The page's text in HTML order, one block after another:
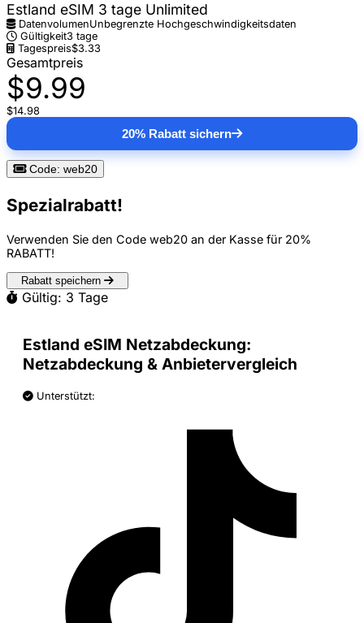
Estland eSIM 3 tage Unlimited
DatenvolumenUnbegrenzte Hochgeschwindigkeitsdaten
Gültigkeit3 tage
Tagespreis$3.33
Gesamtpreis
$9.99
$14.98
20% Rabatt sichern
Code: web20
Spezialrabatt!
Verwenden Sie den Code web20 an der Kasse für 20%
RABATT!
Rabatt speichern
Gültig: 3 Tage
Estland eSIM Netzabdeckung:
Netzabdeckung & Anbietervergleich
Unterstützt: